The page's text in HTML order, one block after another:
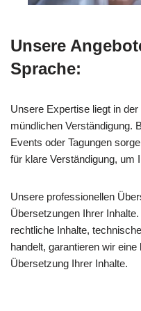
Unsere
Sprache:
Unsere Expertise liegt in
mündlichen Verständigung.
Events oder Tagungen
für klare Verständigung, um
Unsere professionellen
Übersetzungen Ihrer
rechtliche Inhalte,
handelt, garantieren wir
Übersetzung Ihrer Inhalte.